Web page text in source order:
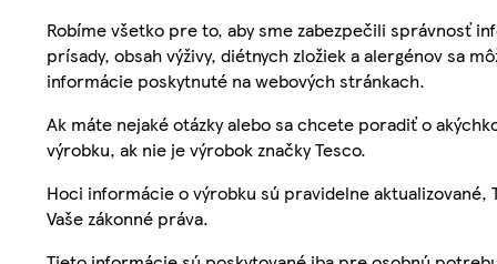
Robíme všetko pre to, aby sme zabezpečili správnosť
prísady, obsah výživy, diétnych zložiek a alergénov sa
informácie poskytnuté na webových stránkach.
Ak máte nejaké otázky alebo sa chcete poradiť o
výrobku, ak nie je výrobok značky Tesco.
Hoci informácie o výrobku sú pravidelne
Vaše zákonné práva.